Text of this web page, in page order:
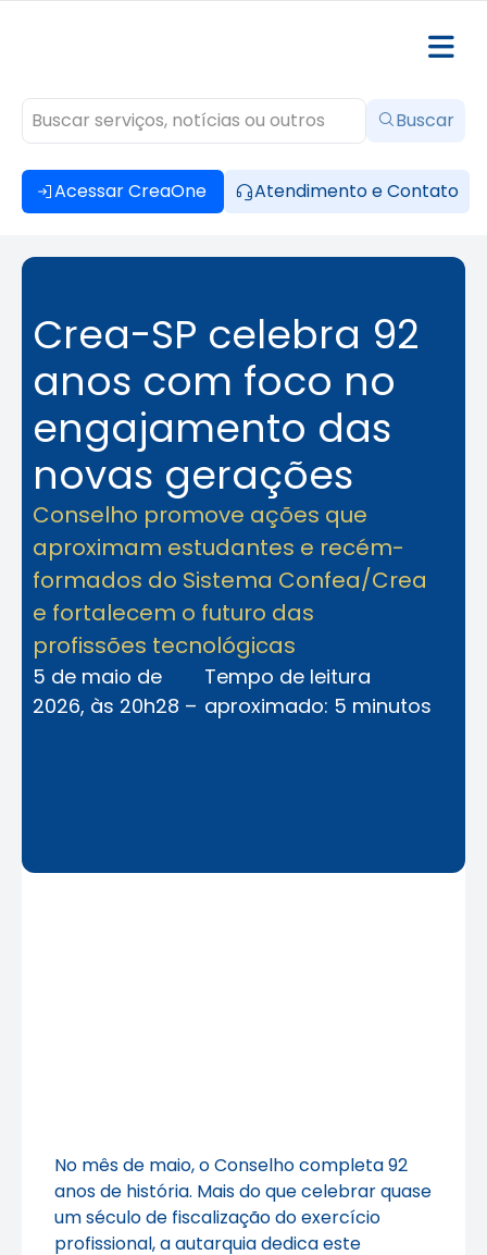
Acessar CreaOne Atendimento e Contato
Buscar
Crea-SP celebra 92
anos com foco no
engajamento das
novas gerações
Conselho promove ações que
aproximam estudantes e recém-
formados do Sistema Confea/Crea
e fortalecem o futuro das
profissões tecnológicas
5 de maio de
2026, às 20h28 –
Tempo de leitura
aproximado: 5 minutos
No mês de maio, o Conselho completa 92
anos de história. Mais do que celebrar quase
um século de fiscalização do exercício
profissional, a autarquia dedica este